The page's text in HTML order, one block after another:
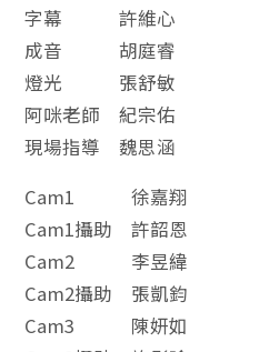
字幕 許維心
成音 胡庭睿
燈光 張舒敏
阿咪老師 紀宗佑
現場指導 魏思涵
Cam1 徐嘉翔
Cam1攝助 許韶恩
Cam2 李昱緯
Cam2攝助 張凱鈞
Cam3 陳妍如